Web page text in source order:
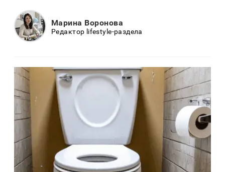
Марина Воронова
Редактор lifestyle-раздела